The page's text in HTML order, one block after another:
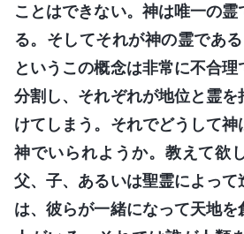
ことはできない。神は唯一の
る。そしてそれが神の霊であ
というこの概念は非常に不合
分割し、それぞれが地位と霊
けてしまう。それでどうして
神でいられようか。教えて欲
父、子、あるいは聖霊によって
は、彼らが一緒になって天地を